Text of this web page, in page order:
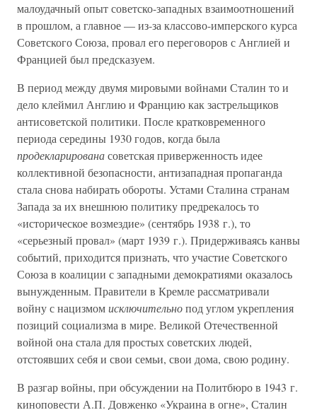
малоудачный опыт советско-западных взаимоотношений
в прошлом, а главное — из-за классово-имперского курса
Советского Союза, провал его переговоров с Англией и
Францией был предсказуем.
В период между двумя мировыми войнами Сталин то и
дело клеймил Англию и Францию как застрельщиков
антисоветской политики. После кратковременного
периода середины 1930 годов, когда была
продекларированасоветская приверженность идее
коллективной безопасности, антизападная пропаганда
стала снова набирать обороты. Устами Сталина странам
Запада за их внешнюю политику предрекалось то
«историческое возмездие» (сентябрь 1938 г.), то
«серьезный провал» (март 1939 г.). Придерживаясь канвы
событий, приходится признать, что участие Советского
Союза в коалиции с западными демократиями оказалось
вынужденным. Правители в Кремле рассматривали
войну с нацизмомисключительнопод углом укрепления
позиций социализма в мире. Великой Отечественной
войной она стала для простых советских людей,
отстоявших себя и свои семьи, свои дома, свою родину.
В разгар войны, при обсуждении на Политбюро в 1943 г.
киноповести А.П. Довженко «Украина в огне», Сталин